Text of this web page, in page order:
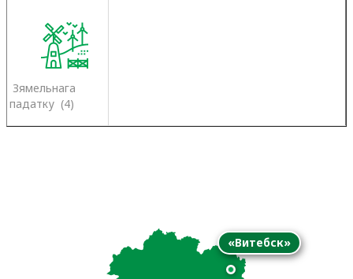
Зямельнага
падатку (4)
«Витебск»